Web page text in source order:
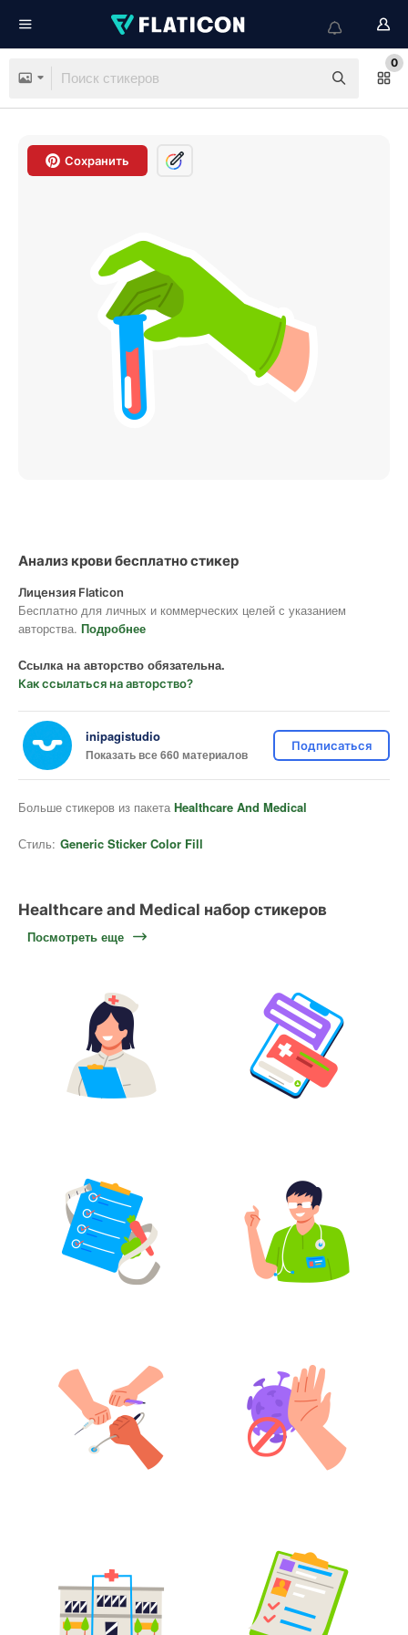
0
Сохранить
Анализ крови бесплатно стикер
Лицензия Flaticon
Бесплатно для личных и коммерческих целей с указанием
авторства. Подробнее
Ссылка на авторство обязательна.
Как ссылаться на авторство?
inipagistudio
Показать все 660 материалов
Подписаться
Больше стикеров из пакета Healthcare And Medical
Стиль: Generic Sticker Color Fill
Healthcare and Medical набор стикеров
Посмотреть еще